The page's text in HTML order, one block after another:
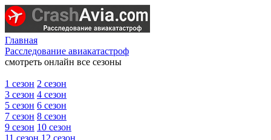
Главная
Расследование авиакатастроф
смотреть онлайн все сезоны
1 сезон 2 сезон
3 сезон 4 сезон
5 сезон 6 сезон
7 сезон 8 сезон
9 сезон 10 сезон
11 сезон 12 сезон